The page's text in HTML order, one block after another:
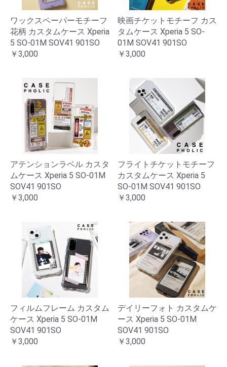
ワックスペーパーモチーフ
花柄 カスタムケース Xperia
5 SO-01M SOV41 901SO
￥3,000
映画チケットモチーフ カス
タムケース Xperia 5 SO-
01M SOV41 901SO
￥3,000
アテンションラベル カスタ
ムケース Xperia 5 SO-01M
SOV41 901SO
￥3,000
フライトチケットモチーフ
カスタムケース Xperia 5
SO-01M SOV41 901SO
￥3,000
フィルムフレーム カスタム
ケース Xperia 5 SO-01M
SOV41 901SO
￥3,000
デイリーフォト カスタムケ
ース Xperia 5 SO-01M
SOV41 901SO
￥3,000